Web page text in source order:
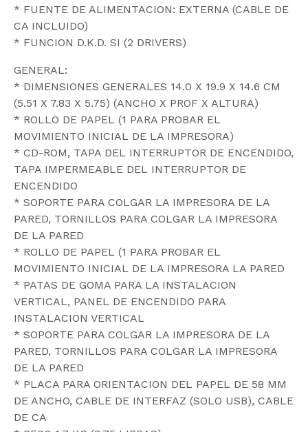
* FUENTE DE ALIMENTACION: EXTERNA (CABLE DE
CA INCLUIDO)
* FUNCION D.K.D. SI (2 DRIVERS)
GENERAL:
* DIMENSIONES GENERALES 14.0 X 19.9 X 14.6 CM
(5.51 X 7.83 X 5.75) (ANCHO X PROF X ALTURA)
* ROLLO DE PAPEL (1 PARA PROBAR EL
MOVIMIENTO INICIAL DE LA IMPRESORA)
* CD-ROM, TAPA DEL INTERRUPTOR DE ENCENDIDO,
TAPA IMPERMEABLE DEL INTERRUPTOR DE
ENCENDIDO
* SOPORTE PARA COLGAR LA IMPRESORA DE LA
PARED, TORNILLOS PARA COLGAR LA IMPRESORA
DE LA PARED
* ROLLO DE PAPEL (1 PARA PROBAR EL
MOVIMIENTO INICIAL DE LA IMPRESORA LA PARED
* PATAS DE GOMA PARA LA INSTALACION
VERTICAL, PANEL DE ENCENDIDO PARA
INSTALACION VERTICAL
* SOPORTE PARA COLGAR LA IMPRESORA DE LA
PARED, TORNILLOS PARA COLGAR LA IMPRESORA
DE LA PARED
* PLACA PARA ORIENTACION DEL PAPEL DE 58 MM
DE ANCHO, CABLE DE INTERFAZ (SOLO USB), CABLE
DE CA